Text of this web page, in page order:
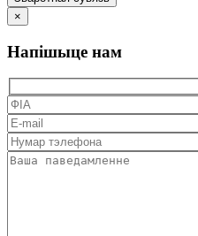
×
Напішыце нам